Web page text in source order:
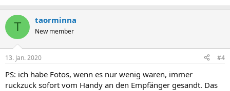
T taorminna
New member
13. Jan. 2020 #4
PS: ich habe Fotos, wenn es nur wenig waren, immer
ruckzuck sofort vom Handy an den Empfänger gesandt. Das